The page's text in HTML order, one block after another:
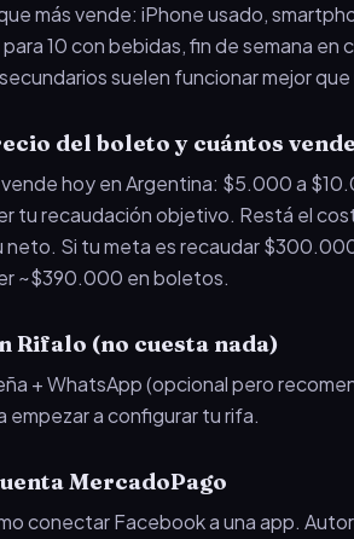
más vende: iPhone usado,
10 con bebidas, fin de semana en
suelen funcionar mejor
del boleto y cuántos
vende hoy en Argentina: $5.000 a
tu recaudación objetivo. Restá el
neto. Si tu meta es recaudar
~$390.000 en boletos.
Rifalo (no cuesta nada)
+ WhatsApp (opcional pero
empezar a configurar tu rifa.
MercadoPago
conectar Facebook a una app.